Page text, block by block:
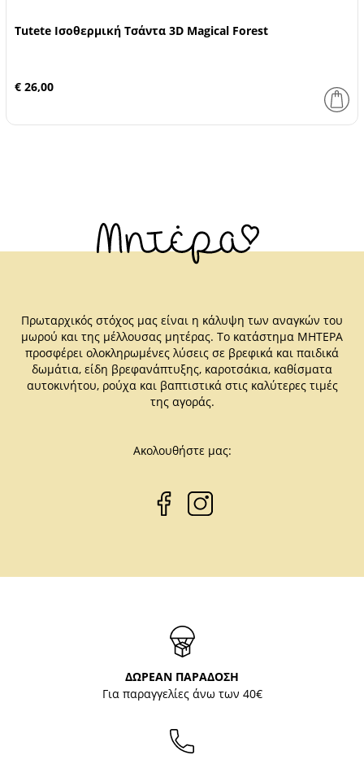
Tutete Ισοθερμική Τσάντα 3D Magical Forest
€ 26,00
Πρωταρχικός στόχος μας είναι η κάλυψη των αναγκών του
μωρού και της μέλλουσας μητέρας. Το κατάστημα ΜΗΤΕΡΑ
προσφέρει ολοκληρωμένες λύσεις σε βρεφικά και παιδικά
δωμάτια, είδη βρεφανάπτυξης, καροτσάκια, καθίσματα
αυτοκινήτου, ρούχα και βαπτιστικά στις καλύτερες τιμές
της αγοράς.
Ακολουθήστε μας:
ΔΩΡΕΑΝ ΠΑΡΑΔΟΣΗ
Για παραγγελίες άνω των 40€